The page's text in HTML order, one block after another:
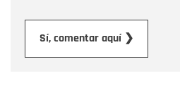
Sí, comentar aquí ❯